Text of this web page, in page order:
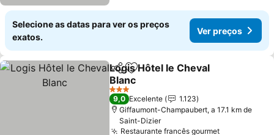
Selecione as datas para ver os preços
exatos.
Ver preços
PartilharAdicionar aos favoritos
Logis Hôtel le Cheval
Blanc
3 Estrelas
9,0 Excelente
1.123
Giffaumont-Champaubert, a 17.1 km de
Saint-Dizier
Restaurante francês gourmet